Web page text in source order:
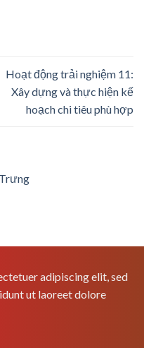
Hoạt động trải nghiệm 11:
Xây dựng và thực hiện kế
hoạch chi tiêu phù hợp
adipiscing elit, sed
ut laoreet dolore